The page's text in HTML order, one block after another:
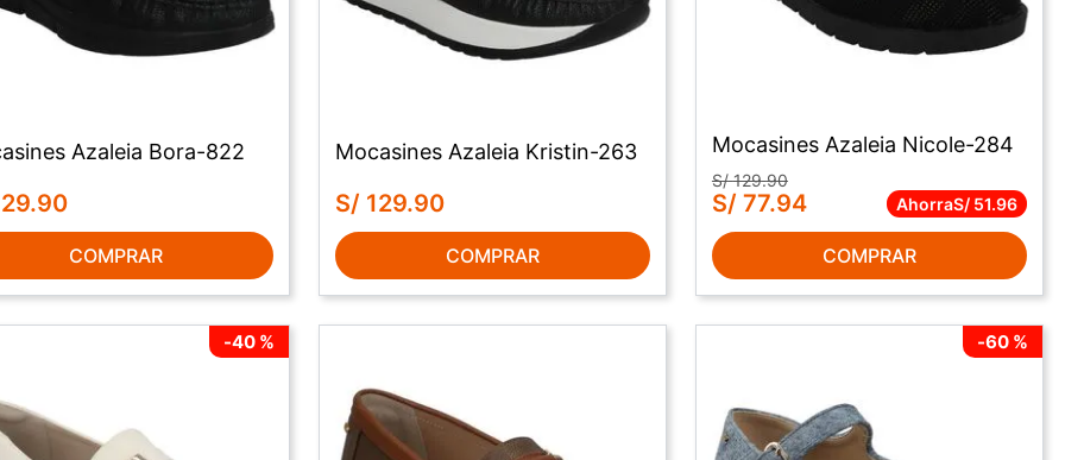
Azaleia Bora-822
.90
COMPRAR
Mocasines Azaleia Kristin-263
S/ 129.90
COMPRAR
Mocasines Azaleia Nicole-284
S/ 129.90
S/ 77.94 AhorraS/ 51.96
COMPRAR
-40 % -60 %